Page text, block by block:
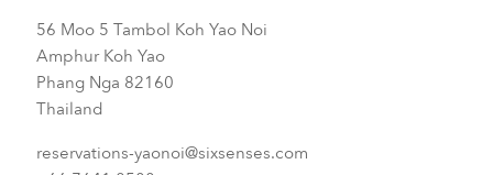
56 Moo 5 Tambol Koh Yao Noi
Amphur Koh Yao
Phang Nga 82160
Thailand
reservations-yaonoi@sixsenses.com